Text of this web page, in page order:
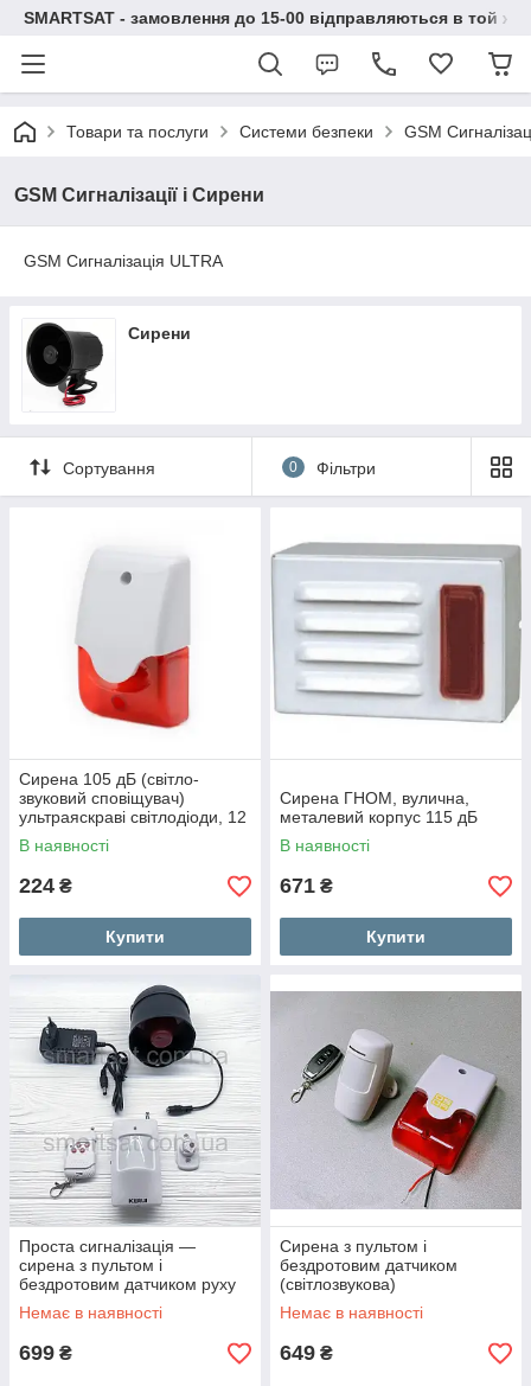
SMARTSAT - замовлення до 15-00 відправляються в той же
Товари та послуги Системи безпеки GSM
GSM Сигналізації і Сирени
GSM Сигналізація ULTRA
Сирени
Сортування 0 Фільтри
Сирена 105 дБ (світло-
звуковий сповіщувач)
ультраяскраві світлодіоди, 12
В
В наявності
224 ₴
Купити
Сирена ГНОМ, вулична,
металевий корпус 115 дБ
В наявності
671 ₴
Купити
Проста сигналізація —
сирена з пультом і
бездротовим датчиком руху
100dB
Немає в наявності
699 ₴
Сирена з пультом і
бездротовим датчиком
(світлозвукова)
Немає в наявності
649 ₴